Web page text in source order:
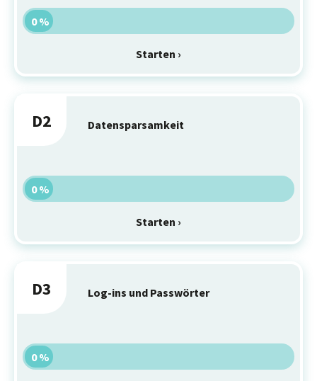
0 %
Starten ›
D2 Datensparsamkeit
0 %
Starten ›
D3 Log-ins und Passwörter
0 %